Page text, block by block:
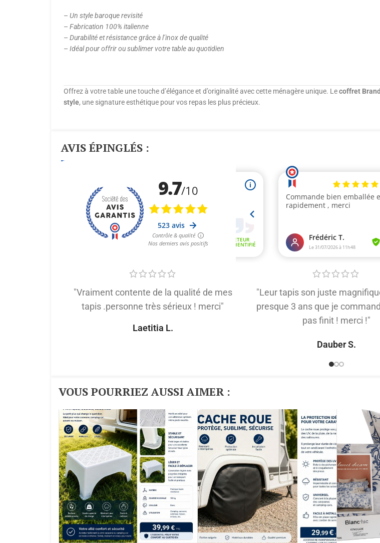
– Un style baroque revisité
– Fabrication 100% italienne
– Durabilité et résistance grâce à l’inox de qualité
– Idéal pour offrir ou sublimer votre table au quotidien
Offrez à votre table une touche d’élégance et d’originalité avec cette ménagère unique. Lecoffret
style, une signature esthétique pour vos repas les plus précieux.
AVIS ÉPINGLÉS :
"Vraiment contente de la qualité de mes
tapis .personne très sérieux ! merci"
Laetitia L.
"Leur tapis son juste
presque 3 ans que je
pas finit ! merci !"
Dauber S.
VOUS POURRIEZ AUSSI AIMER :​